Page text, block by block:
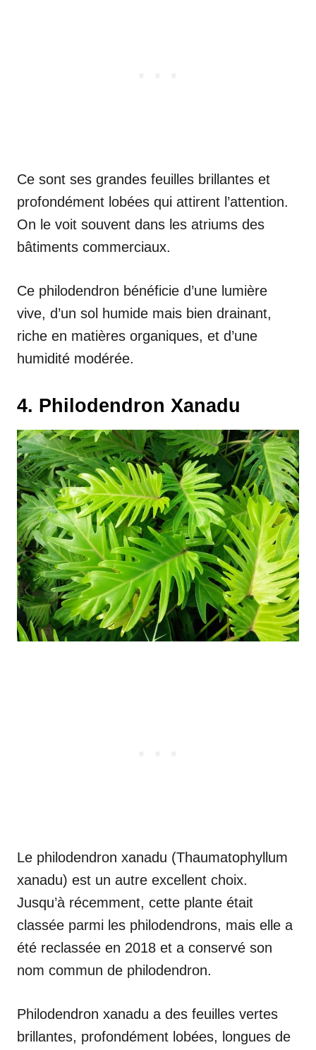
Ce sont ses grandes feuilles brillantes et
profondément lobées qui attirent l’attention.
On le voit souvent dans les atriums des
bâtiments commerciaux.
Ce philodendron bénéficie d’une lumière
vive, d’un sol humide mais bien drainant,
riche en matières organiques, et d’une
humidité modérée.
4. Philodendron Xanadu
Le philodendron xanadu (Thaumatophyllum
xanadu) est un autre excellent choix.
Jusqu’à récemment, cette plante était
classée parmi les philodendrons, mais elle a
été reclassée en 2018 et a conservé son
nom commun de philodendron.
Philodendron xanadu a des feuilles vertes
brillantes, profondément lobées, longues de